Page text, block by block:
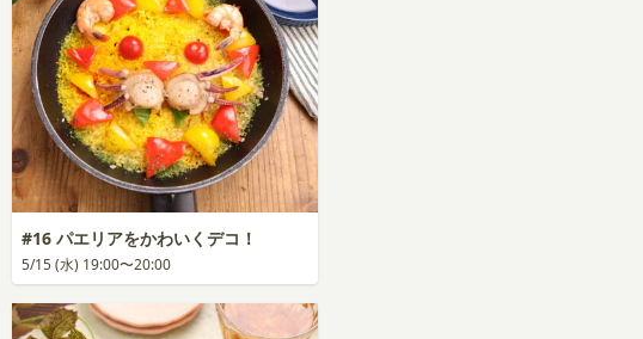
#16 パエリアをかわいくデコ！
5/15 (水) 19:00〜20:00